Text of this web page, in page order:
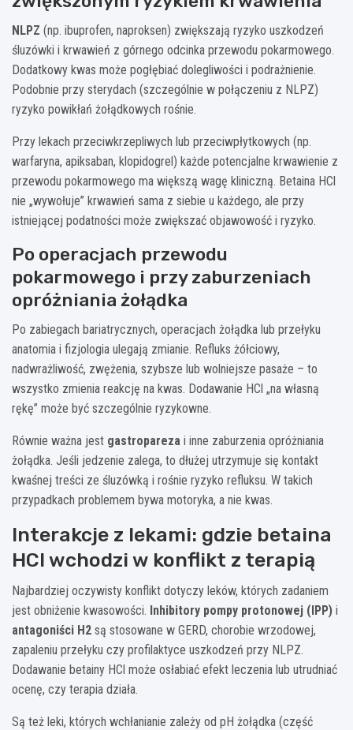
NLPZ (np. ibuprofen, naproksen) zwiększają ryzyko uszkodzeń
śluzówki i krwawień z górnego odcinka przewodu pokarmowego.
Dodatkowy kwas może pogłębiać dolegliwości i podrażnienie.
Podobnie przy sterydach (szczególnie w połączeniu z NLPZ)
ryzyko powikłań żołądkowych rośnie.
Przy lekach przeciwkrzepliwych lub przeciwpłytkowych (np.
warfaryna, apiksaban, klopidogrel) każde potencjalne krwawienie z
przewodu pokarmowego ma większą wagę kliniczną. Betaina HCl
nie „wywołuje” krwawień sama z siebie u każdego, ale przy
istniejącej podatności może zwiększać objawowość i ryzyko.
Po operacjach przewodu
pokarmowego i przy zaburzeniach
opróżniania żołądka
Po zabiegach bariatrycznych, operacjach żołądka lub przełyku
anatomia i fizjologia ulegają zmianie. Refluks żółciowy,
nadwrażliwość, zwężenia, szybsze lub wolniejsze pasaże – to
wszystko zmienia reakcję na kwas. Dodawanie HCl „na własną
rękę” może być szczególnie ryzykowne.
Równie ważna jest gastropareza i inne zaburzenia opróżniania
żołądka. Jeśli jedzenie zalega, to dłużej utrzymuje się kontakt
kwaśnej treści ze śluzówką i rośnie ryzyko refluksu. W takich
przypadkach problemem bywa motoryka, a nie kwas.
Interakcje z lekami: gdzie betaina
HCl wchodzi w konflikt z terapią
Najbardziej oczywisty konflikt dotyczy leków, których zadaniem
jest obniżenie kwasowości. Inhibitory pompy protonowej (IPP) i
antagoniści H2 są stosowane w GERD, chorobie wrzodowej,
zapaleniu przełyku czy profilaktyce uszkodzeń przy NLPZ.
Dodawanie betainy HCl może osłabiać efekt leczenia lub utrudniać
ocenę, czy terapia działa.
Są też leki, których wchłanianie zależy od pH żołądka (część